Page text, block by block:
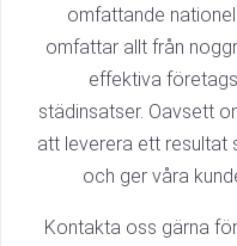
omfattande
omfattar allt från
effektiva
städinsatser. Oavsett
att leverera ett resultat
och ger våra
Kontakta oss gärna